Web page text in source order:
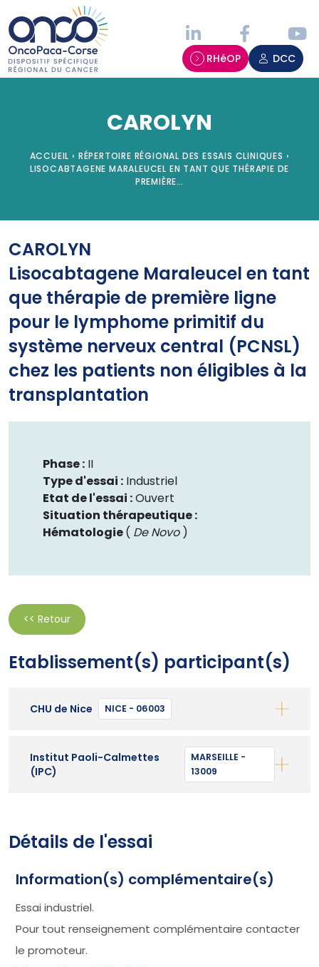
RHéOP DCC
CAROLYN
ACCUEIL › RÉPERTOIRE RÉGIONAL DES ESSAIS CLINIQUES ›
LISOCABTAGENE MARALEUCEL EN TANT QUE THÉRAPIE DE
PREMIÈRE…
CAROLYN
Lisocabtagene Maraleucel en tant
que thérapie de première ligne
pour le lymphome primitif du
système nerveux central (PCNSL)
chez les patients non éligibles à la
transplantation
Phase : II
Type d'essai : Industriel
Etat de l'essai :Ouvert
Situation thérapeutique :
Hématologie( De Novo)
<< Retour
Etablissement(s) participant(s)
CHU de Nice NICE - 06003
Institut Paoli-Calmettes
(IPC)
MARSEILLE -
13009
Détails de l'essai
Information(s) complémentaire(s)
Essai industriel.
Pour tout renseignement complémentaire contacter
le promoteur.
Panneau de gestion des cookies